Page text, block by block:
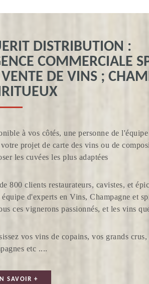
DISTRIBUTION :
COMMERCIALE
DE VINS ;
à vos côtés, une personne de
projet de carte des vins ou de
les cuvées les plus adaptées
800 clients restaurateurs, cavistes, et
équipe d'experts en Vins, Champagne et
ces vignerons passionnés, et les vins
vos vins de copains, vos grands
etc ....
SAVOIR +